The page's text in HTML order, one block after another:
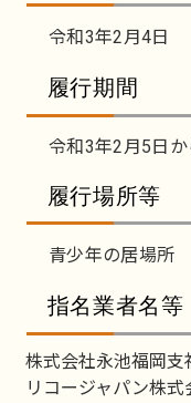
令和3年2月4日
履行期間
令和3年2月5日か
履行場所等
青少年の居場所
指名業者名等
株式会社永池福岡支
リコージャパン株